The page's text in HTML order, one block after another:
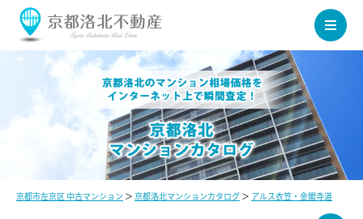
京都市左京区 中古マンション ＞ 京都洛北マンションカタログ ＞ アルス衣笠・金閣寺道